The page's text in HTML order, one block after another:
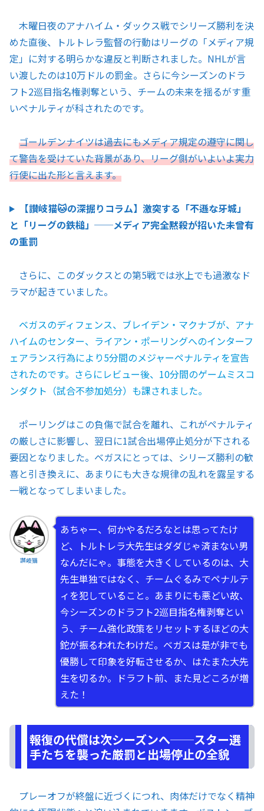
木曜日夜のアナハイム・ダックス戦でシリーズ勝利を決
めた直後、トルトレラ監督の行動はリーグの「メディア規
定」に対する明らかな違反と判断されました。NHLが言
い渡したのは10万ドルの罰金。さらに今シーズンのドラ
フト2巡目指名権剥奪という、チームの未来を揺るがす重
いペナルティが科されたのです。
ゴールデンナイツは過去にもメディア規定の遵守に関し
て警告を受けていた背景があり、リーグ側がいよいよ実力
行使に出た形と言えます。
【讃岐猫🐱の深掘りコラム】激突する「不遜な牙城」
と「リーグの鉄槌」──メディア完全黙殺が招いた未曾有
の重罰
さらに、このダックスとの第5戦では氷上でも過激なド
ラマが起きていました。
ベガスのディフェンス、ブレイデン・マクナブが、アナ
ハイムのセンター、ライアン・ポーリングへのインターフ
ェアランス行為により5分間のメジャーペナルティを宣告
されたのです。さらにレビュー後、10分間のゲームミスコ
ンダクト（試合不参加処分）も課されました。
ポーリングはこの負傷で試合を離れ、これがペナルティ
の厳しさに影響し、翌日に1試合出場停止処分が下される
要因となりました。ベガスにとっては、シリーズ勝利の歓
喜と引き換えに、あまりにも大きな規律の乱れを露呈する
一戦となってしまいました。
讃岐猫
あちゃー、何かやるだろなとは思ってたけ
ど、トルトレラ大先生はダダじゃ済まない男
なんだにゃ。事態を大きくしているのは、大
先生単独ではなく、チームぐるみでペナルテ
ィを犯していること。あまりにも悪どい故、
今シーズンのドラフト2巡目指名権剥奪とい
う、チーム強化政策をリセットするほどの大
鉈が振るわれたわけだ。ベガスは是が非でも
優勝して印象を好転させるか、はたまた大先
生を切るか。ドラフト前、また見どころが増
えた！
報復の代償は次シーズンへ──スター選
手たちを襲った厳罰と出場停止の全貌
プレーオフが終盤に近づくにつれ、肉体だけでなく精神